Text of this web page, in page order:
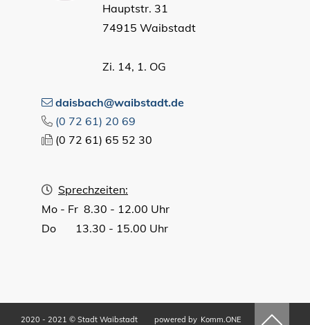
Hauptstr. 31
74915 Waibstadt
Zi. 14, 1. OG
daisbach@waibstadt.de
(0 72 61) 20 69
(0 72 61) 65 52 30
Sprechzeiten:
Mo - Fr 8.30 - 12.00 Uhr
Do 13.30 - 15.00 Uhr
2020 - 2021 © Stadt Waibstadt powered by Komm.ONE